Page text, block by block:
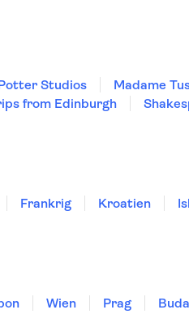
Studios
Madame
from Edinburgh
Frankrig Kroatien
Wien Prag